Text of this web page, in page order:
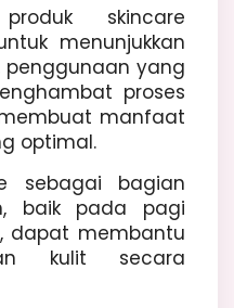
skincare
menunjukkan
penggunaan yang
proses
manfaat
optimal.
sebagai bagian
baik pada pagi
dapat membantu
kulit secara